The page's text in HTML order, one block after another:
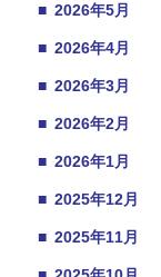
■ 2026年5月
■ 2026年4月
■ 2026年3月
■ 2026年2月
■ 2026年1月
■ 2025年12月
■ 2025年11月